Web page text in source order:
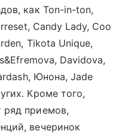
как Ton-in-ton,
Candy Lady, Coo
Tikota Unique,
Davidova,
Юнона, Jade
Кроме того,
ряд приемов,
вечеринок